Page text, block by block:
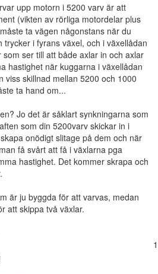
upp motorn i 5200 varv är att
(vikten av rörliga motordelar plus
ta vägen någonstans när du
i fyrans växel, och i växellådan
ser till att både axlar in och axlar
hastighet när kuggarna i växellådan
viss skillnad mellan 5200 och 1000
ta hand om...
Jo det är såklart synkningarna som
som din 5200varv skickar in i
onödigt slitage på dem och när
få svårt att få i växlarna pga
hastighet. Det kommer skrapa och
är ju byggda för att varvas, medan
att skippa två växlar.
1